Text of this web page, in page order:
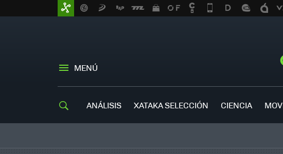
MENÚ
ANÁLISIS XATAKA SELECCIÓN CIENCIA